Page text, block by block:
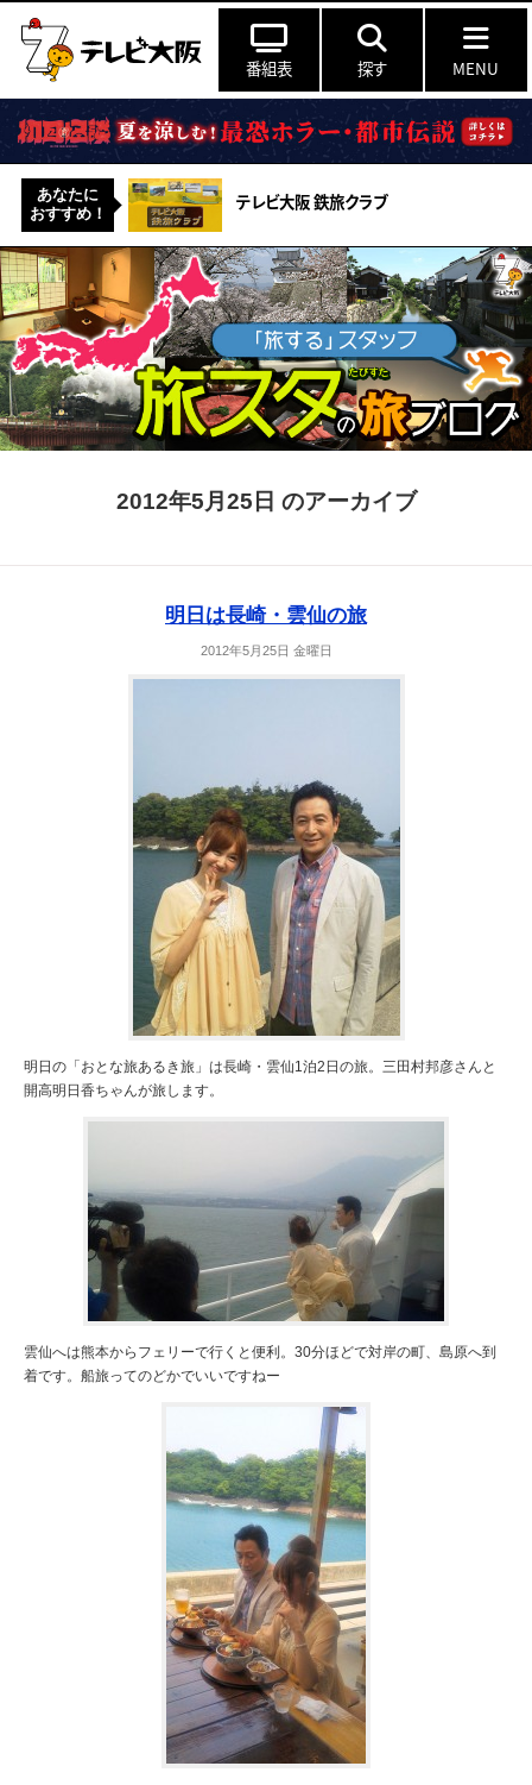
番組表 探す MENU
あなたに
おすすめ！
テレビ大阪 鉄旅クラブ
2012年5月25日 のアーカイブ
明日は長崎・雲仙の旅
2012年5月25日 金曜日
明日の「おとな旅あるき旅」は長崎・雲仙1泊2日の旅。三田村邦彦さんと
開高明日香ちゃんが旅します。
雲仙へは熊本からフェリーで行くと便利。30分ほどで対岸の町、島原へ到
着です。船旅ってのどかでいいですねー